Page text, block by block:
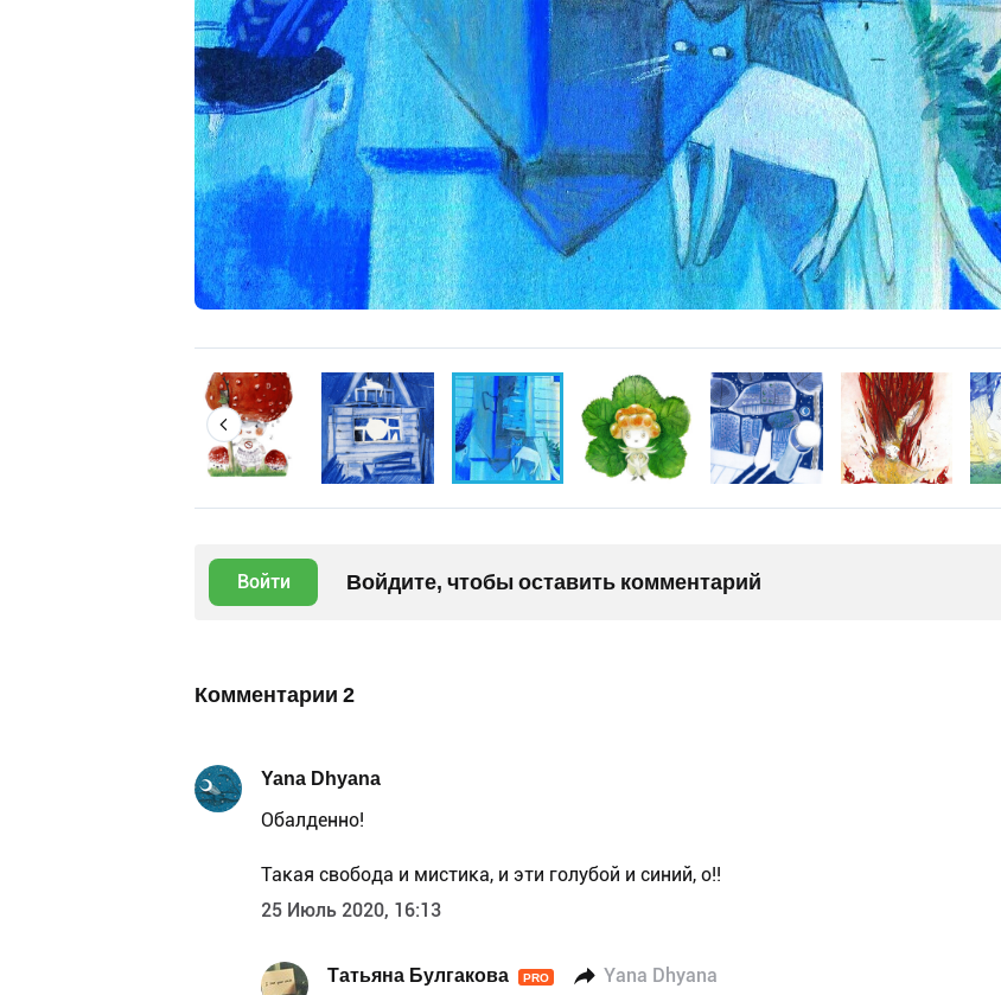
Войти Войдите, чтобы оставить комментарий
Комментарии 2
Yana Dhyana
Обалденно!
Такая свобода и мистика, и эти голубой и синий, о!!
25 Июль 2020, 16:13
Татьяна Булгакова PRO Yana Dhyana